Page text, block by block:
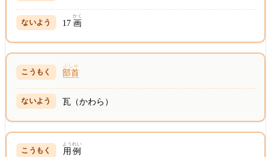
17 画
かく
部首
ぶしゅ
瓦（かわら）
用例
ようれい